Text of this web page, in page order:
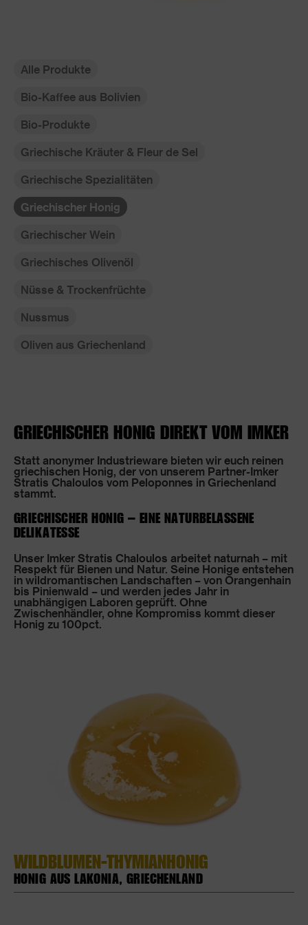
Alle Produkte
Bio-Kaffee aus Bolivien
Bio-Produkte
Griechische Kräuter & Fleur de Sel
Griechische Spezialitäten
Griechischer Honig
Griechischer Wein
Griechisches Olivenöl
Nüsse & Trockenfrüchte
Nussmus
Oliven aus Griechenland
GRIECHISCHER HONIG DIREKT VOM IMKER
Statt anonymer Industrieware bieten wir euch reinen
griechischen Honig, der von unserem Partner-Imker
Stratis Chaloulos vom Peloponnes in Griechenland
stammt.
GRIECHISCHER HONIG – EINE NATURBELASSENE
DELIKATESSE
Unser Imker Stratis Chaloulos arbeitet naturnah – mit
Respekt für Bienen und Natur. Seine Honige entstehen
in wildromantischen Landschaften – von Orangenhain
bis Pinienwald – und werden jedes Jahr in
unabhängigen Laboren geprüft. Ohne
Zwischenhändler, ohne Kompromiss kommt dieser
Honig zu 100pct.
WILDBLUMEN-THYMIANHONIG
HONIG AUS LAKONIA, GRIECHENLAND